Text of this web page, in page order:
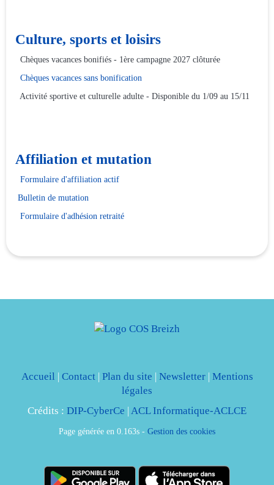
Culture, sports et loisirs
Chèques vacances bonifiés - 1ère campagne 2027 clôturée
Chèques vacances sans bonification
Activité sportive et culturelle adulte - Disponible du 1/09 au 15/11
Affiliation et mutation
Formulaire d'affiliation actif
Bulletin de mutation
Formulaire d'adhésion retraité
Accueil | Contact| Plan du site | Newsletter| Mentions
légales
Crédits : DIP-CyberCe | ACL Informatique-ACLCE
Page générée en 0.163s - Gestion des cookies